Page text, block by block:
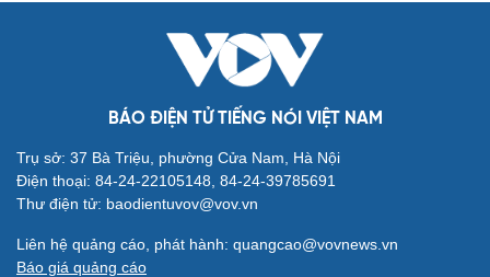
Nghệ sĩ
Thời trang
Sao Việt
Du lịch
BÁO ĐIỆN TỬ TIẾNG NÓI VIỆT NAM
Trụ sở: 37 Bà Triệu, phường Cửa Nam, Hà Nội
Điện thoại: 84-24-22105148, 84-24-39785691
Thư điện tử: baodientuvov@vov.vn
Liên hệ quảng cáo, phát hành: quangcao@vovnews.vn
Báo giá quảng cáo